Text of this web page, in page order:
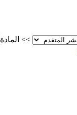
>> المادة